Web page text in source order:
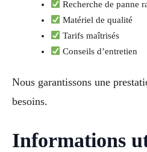
Recherche de panne
Matériel de qualité
Tarifs maîtrisés
Conseils d’entretien
Nous garantissons une
besoins.
Informations